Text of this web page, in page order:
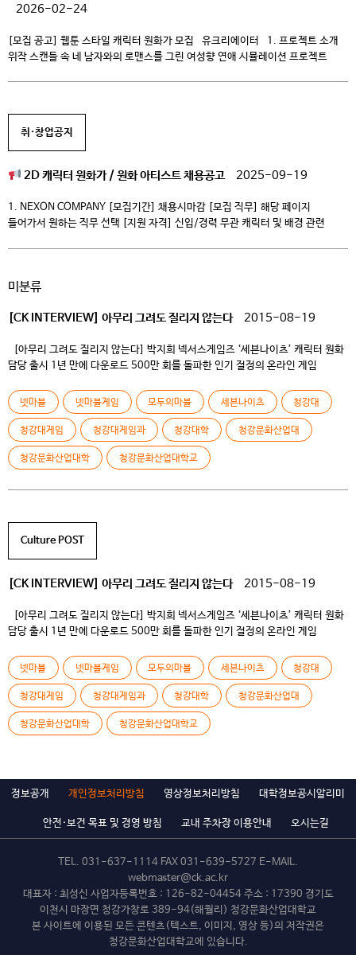
2026-02-24
[모집 공고] 웹툰 스타일 캐릭터 원화가 모집 유크리에이터 1. 프로젝트 소개
위작 스캔들 속 네 남자와의 로맨스를 그린 여성향 연애 시뮬레이션 프로젝트
취·창업공지
2D 캐릭터 원화가 / 원화 아티스트 채용공고 2025-09-19
1. NEXON COMPANY [모집기간] 채용시마감 [모집 직무] 해당 페이지
들어가서 원하는 직무 선택 [지원 자격] 신입/경력 무관 캐릭터 및 배경 관련
https://careers.nexon.com/recruit
—————————————- […]
미분류
[CK INTERVIEW] 아무리 그려도 질리지 않는다 2015-08-19
[아무리 그려도 질리지 않는다] 박지희 넥서스게임즈 ‘세븐나이츠’ 캐릭터 원화
담당 출시 1년 만에 다운로드 500만 회를 돌파한 인기 절정의 온라인 게임
만났다. Q 자기소개 부탁드립니다 /게임전공 11학번입니다. 14학번으로
심화과정을 이수해서 졸업한 지 몇달 지나지 않았어요. 지금은 넷마블
넥서스게임즈에서 온라인 게임 ‘세븐나이츠’의 캐릭터 원화파트를 […]
넷마블 넷마블게임 모두의마블 세븐나이츠 청강대
청강대게임 청강대게임과 청강대학 청강문화산업대
청강문화산업대학 청강문화산업대학교
Culture POST
[CK INTERVIEW] 아무리 그려도 질리지 않는다 2015-08-19
[아무리 그려도 질리지 않는다] 박지희 넥서스게임즈 ‘세븐나이츠’ 캐릭터 원화
담당 출시 1년 만에 다운로드 500만 회를 돌파한 인기 절정의 온라인 게임
만났다. Q 자기소개 부탁드립니다 /게임전공 11학번입니다. 14학번으로
심화과정을 이수해서 졸업한 지 몇달 지나지 않았어요. 지금은 넷마블
넥서스게임즈에서 온라인 게임 ‘세븐나이츠’의 캐릭터 원화파트를 […]
넷마블 넷마블게임 모두의마블 세븐나이츠 청강대
청강대게임 청강대게임과 청강대학 청강문화산업대
청강문화산업대학 청강문화산업대학교
정보공개 개인정보처리방침 영상정보처리방침 대학정보공시알리미
안전·보건 목표 및 경영 방침 교내 주차장 이용안내 오시는길
TEL. 031-637-1114 FAX 031-639-5727 E-MAIL.
webmaster@ck.ac.kr
대표자 : 최성신 사업자등록번호 : 126-82-04454 주소 : 17390 경기도
이천시 마장면 청강가창로 389-94(해월리) 청강문화산업대학교
본 사이트에 이용된 모든 콘텐츠(텍스트, 이미지, 영상 등)의 저작권은
청강문화산업대학교에 있습니다.